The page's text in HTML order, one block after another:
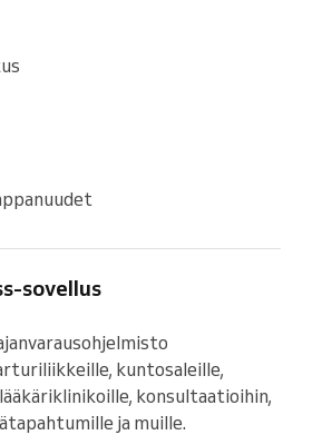
sovellus
kuntosaleille,
konsultaatioihin,
ja muille.